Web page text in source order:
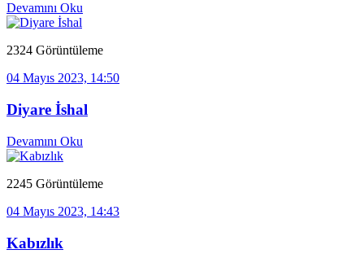
Devamını Oku
2324 Görüntüleme
04 Mayıs 2023, 14:50
Diyare İshal
Devamını Oku
2245 Görüntüleme
04 Mayıs 2023, 14:43
Kabızlık